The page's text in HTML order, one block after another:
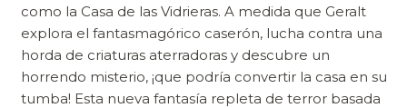
como la Casa de las Vidrieras. A medida que Geralt
explora el fantasmagórico caserón, lucha contra una
horda de criaturas aterradoras y descubre un
horrendo misterio, ¡que podría convertir la casa en su
tumba! Esta nueva fantasía repleta de terror basada